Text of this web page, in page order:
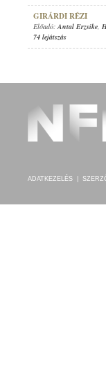
GIRÁRDI RÉZI
Előadó:Antal Erzsike,
74 lejátszás
ADATKEZELÉS